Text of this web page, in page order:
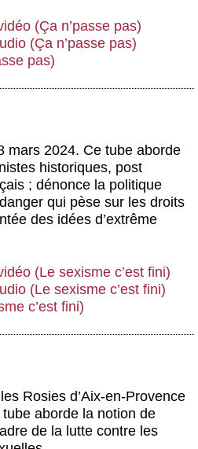
(Ça n’passe pas)
(Ça n’passe pas)
pas)
mars 2024. Ce tube aborde
historiques, post
; dénonce la politique
qui pèse sur les droits
des idées d’extrême
(Le sexisme c’est fini)
(Le sexisme c’est fini)
c’est fini)
Rosies d’Aix-en-Provence
aborde la notion de
de la lutte contre les